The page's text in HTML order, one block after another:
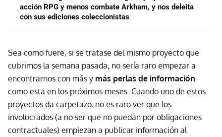
acción RPG y menos combate Arkham, y nos deleita
con sus ediciones coleccionistas
Sea como fuere, si se tratase del mismo proyecto que
cubrimos la semana pasada, no sería raro empezar a
encontrarnos con más y más perlas de información
como esta en los próximos meses. Cuando uno de estos
proyectos da carpetazo, no es raro ver que los
involucrados (a no ser que no puedan por obligaciones
contractuales) empiezan a publicar información al